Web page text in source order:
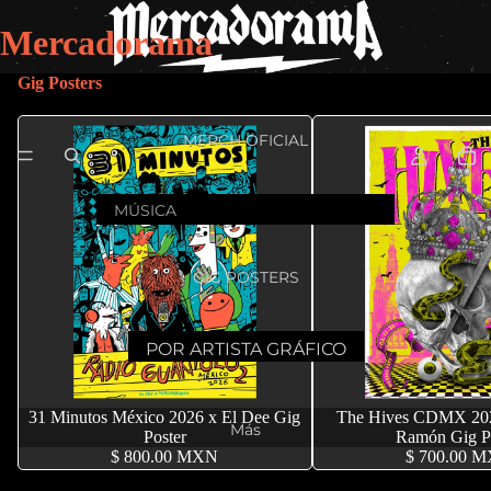
Mercadorama
MERCH OFICIAL
MÚSICA
31
Minut
os
Arctic
Monk
eys
Baba
sonic
Enriq
ue
Bunb
ury
Franci
sca
Valen
zuela
Mon
Lafert
e
Papa
Roac
h
Parce
Hives
Rapt
ure
Whit
e Lies
Yeah
GIG POSTERS
POR ARTISTA GRÁFICO
POR BANDA
OTROS PROYECTOS
Art Prints
Más
Gig Posters
31 Minutos México 2026 x El Dee Gig
Poster
$ 800.00 MXN
The Hives CDMX
Ramón Gig
$ 700.00